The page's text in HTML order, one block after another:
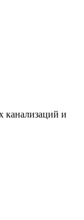
канализаций и